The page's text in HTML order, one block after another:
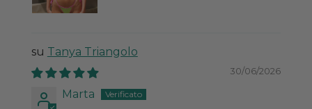
Tanya Triangolo
30/06/2026
Marta